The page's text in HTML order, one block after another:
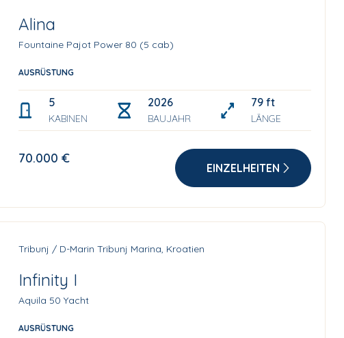
Alina
Fountaine Pajot Power 80 (5 cab)
AUSRÜSTUNG
5
KABINEN
2026
BAUJAHR
79 ft
LÄNGE
70.000 €
EINZELHEITEN
Tribunj / D-Marin Tribunj Marina, Kroatien
Infinity I
Aquila 50 Yacht
AUSRÜSTUNG